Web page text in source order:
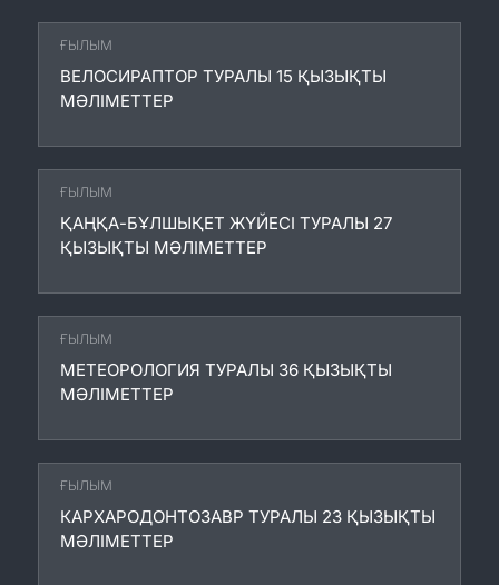
ҒЫЛЫМ
ВЕЛОСИРАПТОР ТУРАЛЫ 15 ҚЫЗЫҚТЫ
МӘЛІМЕТТЕР
ҒЫЛЫМ
ҚАҢҚА-БҰЛШЫҚЕТ ЖҮЙЕСІ ТУРАЛЫ 27
ҚЫЗЫҚТЫ МӘЛІМЕТТЕР
ҒЫЛЫМ
МЕТЕОРОЛОГИЯ ТУРАЛЫ 36 ҚЫЗЫҚТЫ
МӘЛІМЕТТЕР
ҒЫЛЫМ
КАРХАРОДОНТОЗАВР ТУРАЛЫ 23 ҚЫЗЫҚТЫ
МӘЛІМЕТТЕР